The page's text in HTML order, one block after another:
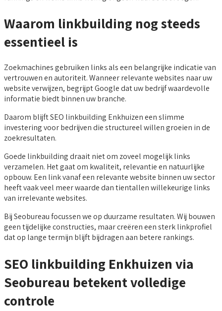
Waarom linkbuilding nog steeds
essentieel is
Zoekmachines gebruiken links als een belangrijke indicatie van
vertrouwen en autoriteit. Wanneer relevante websites naar uw
website verwijzen, begrijpt Google dat uw bedrijf waardevolle
informatie biedt binnen uw branche.
Daarom blijft SEO linkbuilding Enkhuizen een slimme
investering voor bedrijven die structureel willen groeien in de
zoekresultaten.
Goede linkbuilding draait niet om zoveel mogelijk links
verzamelen. Het gaat om kwaliteit, relevantie en natuurlijke
opbouw. Een link vanaf een relevante website binnen uw sector
heeft vaak veel meer waarde dan tientallen willekeurige links
van irrelevante websites.
Bij Seobureau focussen we op duurzame resultaten. Wij bouwen
geen tijdelijke constructies, maar creëren een sterk linkprofiel
dat op lange termijn blijft bijdragen aan betere rankings.
SEO linkbuilding Enkhuizen via
Seobureau betekent volledige
controle